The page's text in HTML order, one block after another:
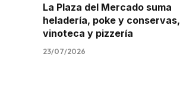
La Plaza del Mercado suma
heladería, poke y conservas,
vinoteca y pizzería
23/07/2026